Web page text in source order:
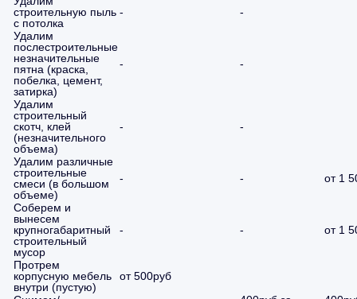
строительную пыль
с потолка
-
-
Удалим
послестроительные
незначительные
пятна (краска,
побелка, цемент,
затирка)
- -
Удалим
строительный
скотч, клей
(незначительного
объема)
- -
Удалим различные
строительные
смеси (в большом
объеме)
- - от 1
Соберем и
вынесем
крупногабаритный
строительный
мусор
- - от 1
Протрем
корпусную мебель
внутри (пустую)
от 500руб